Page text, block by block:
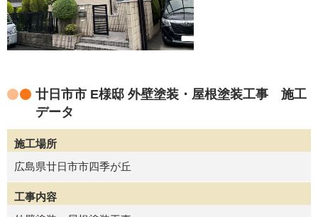
廿日市市 E様邸 外壁塗装・屋根塗装工事 施工
データ
施工場所
広島県廿日市市四季が丘
工事内容